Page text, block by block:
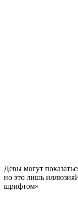
Девы могут
но это лишь иллюзия
шрифтом»